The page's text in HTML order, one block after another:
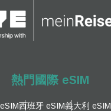
熱門國際 eSIM
西班牙 eSIM義大利 eSIM